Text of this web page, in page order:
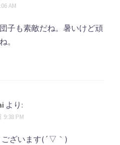
AM
子も素敵だね。暑いけど頑
。
より:
9:38 PM
ございます(´▽｀)